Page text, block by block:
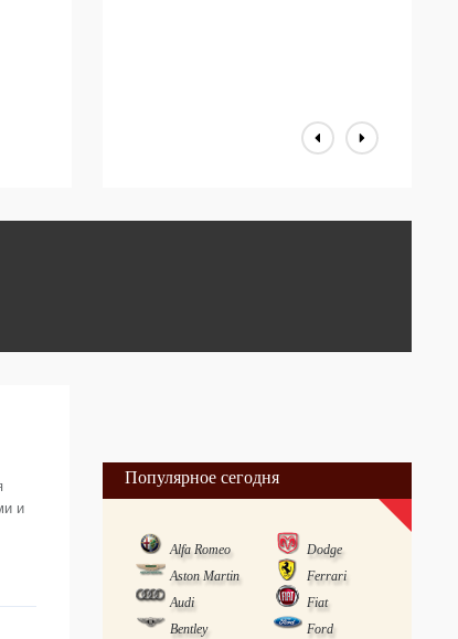
и
Популярное сегодня
Alfa Romeo
Dodge
Aston Martin
Ferrari
Audi
Fiat
Bentley
Ford